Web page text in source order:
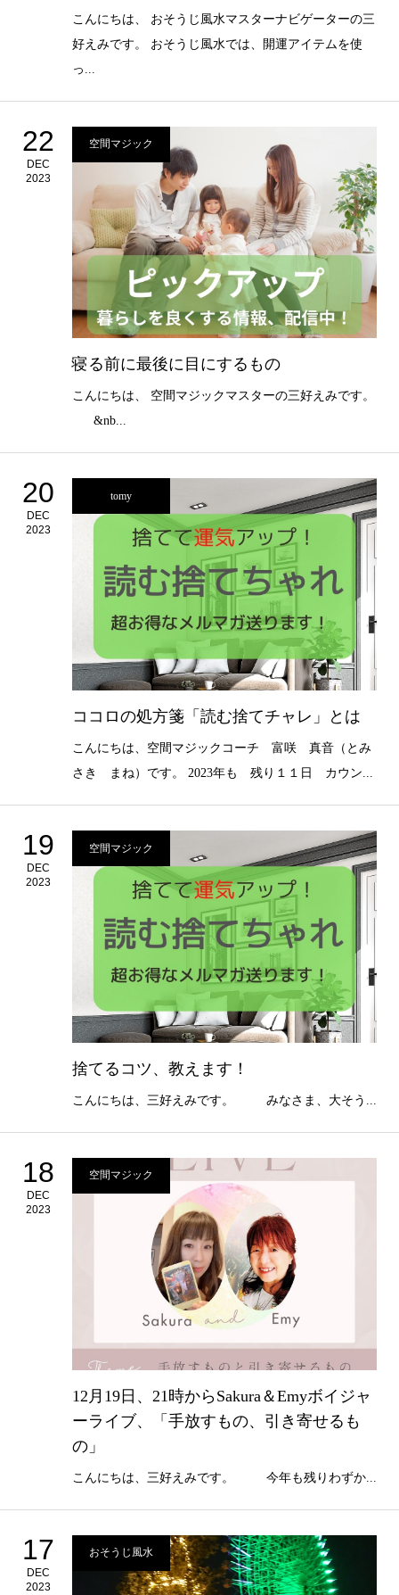
こんにちは、 おそうじ風水マスターナビゲーターの三
好えみです。 おそうじ風水では、開運アイテムを使
っ...
22
DEC
2023
空間マジック
寝る前に最後に目にするもの
こんにちは、 空間マジックマスターの三好えみです。
&nb...
20
DEC
2023
tomy
ココロの処方箋「読む捨てチャレ」とは
こんにちは、空間マジックコーチ 富咲 真音（とみ
さき まね）です。 2023年も 残り１１日 カウン...
19
DEC
2023
空間マジック
捨てるコツ、教えます！
こんにちは、三好えみです。 みなさま、大そう...
18
DEC
2023
空間マジック
12月19日、21時からSakura＆Emyボイジャ
ーライブ、「手放すもの、引き寄せるも
の」
こんにちは、三好えみです。 今年も残りわずか...
17
DEC
2023
おそうじ風水